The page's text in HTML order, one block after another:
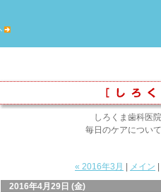
しろくま歯科医
毎日のケアについ
« 2016年3月 メイン
2016年4月29日 (金)